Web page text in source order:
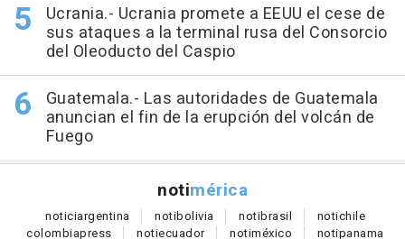
Ucrania.- Ucrania promete a EEUU el cese de
sus ataques a la terminal rusa del Consorcio
del Oleoducto del Caspio
Guatemala.- Las autoridades de Guatemala
anuncian el fin de la erupción del volcán de
Fuego
notimérica
noticiargentina notibolivia notibrasil notichile
colombiapress notiecuador notiméxico notipanama